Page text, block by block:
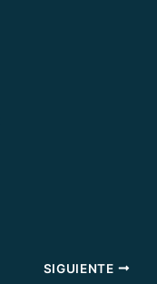
SIGUIENTE